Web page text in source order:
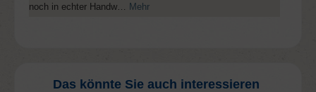
noch in echter Handw… Mehr
Das könnte Sie auch interessieren